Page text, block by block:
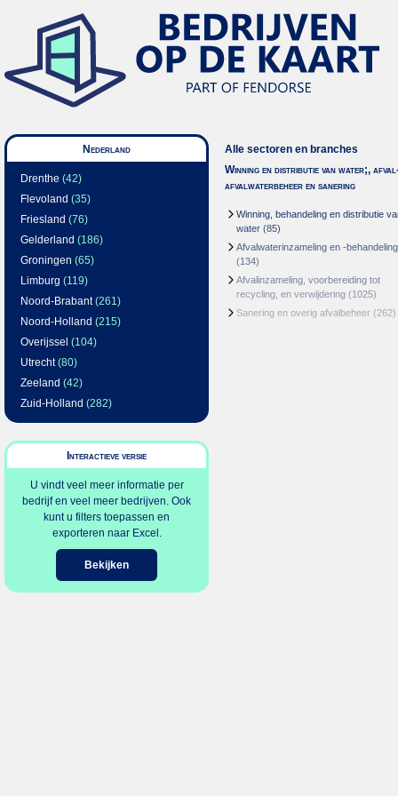
Nederland
Drenthe (42)
Flevoland (35)
Friesland (76)
Gelderland (186)
Groningen (65)
Limburg (119)
Noord-Brabant(261)
Noord-Holland (215)
Overijssel (104)
Utrecht(80)
Zeeland (42)
Zuid-Holland (282)
Interactieve versie
U vindt veel meer informatie per
bedrijf en veel meer bedrijven. Ook
kunt u filters toepassen en
exporteren naar Excel.
Bekijken
Alle sectoren en branches
Winning en distributie van water;,
afvalwaterbeheer en sanering
Winning, behandeling en distributie
water (85)
Afvalwaterinzameling en -behandeling
(134)
Afvalinzameling, voorbereiding tot
recycling, en verwijdering (1025)
Sanering en overig afvalbeheer (262)